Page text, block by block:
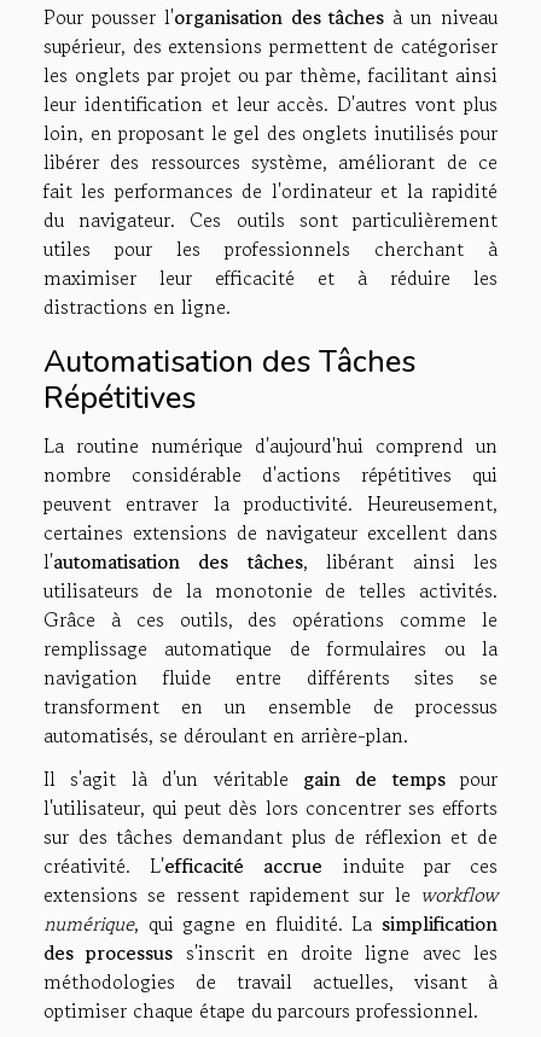
Pour pousser l'organisation des tâches à un niveau
supérieur, des extensions permettent de catégoriser
les onglets par projet ou par thème, facilitant ainsi
leur identification et leur accès. D'autres vont plus
loin, en proposant le gel des onglets inutilisés pour
libérer des ressources système, améliorant de ce
fait les performances de l'ordinateur et la rapidité
du navigateur. Ces outils sont particulièrement
utiles pour les professionnels cherchant à
maximiser leur efficacité et à réduire les
distractions en ligne.
Automatisation des Tâches
Répétitives
La routine numérique d'aujourd'hui comprend un
nombre considérable d'actions répétitives qui
peuvent entraver la productivité. Heureusement,
certaines extensions de navigateur excellent dans
l'automatisation des tâches, libérant ainsi les
utilisateurs de la monotonie de telles activités.
Grâce à ces outils, des opérations comme le
remplissage automatique de formulaires ou la
navigation fluide entre différents sites se
transforment en un ensemble de processus
automatisés, se déroulant en arrière-plan.
Il s'agit là d'un véritable gain de tempspour
l'utilisateur, qui peut dès lors concentrer ses efforts
sur des tâches demandant plus de réflexion et de
créativité. L'efficacité accrue induite par ces
extensions se ressent rapidement sur le workflow
numérique, qui gagne en fluidité. La simplification
des processus s'inscrit en droite ligne avec les
méthodologies de travail actuelles, visant à
optimiser chaque étape du parcours professionnel.